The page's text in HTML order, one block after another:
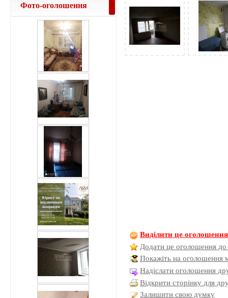
Виділити це оголошення
Додати це оголошення до
Покажіть на оголошення
Надіслати оголошення
Відкрити сторінку для
Залишити свою думку
Фото-оголошення